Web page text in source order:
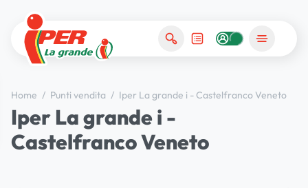
Home / Punti vendita / Iper La grande i - Castelfranco Veneto
Iper La grande i -
Castelfranco Veneto